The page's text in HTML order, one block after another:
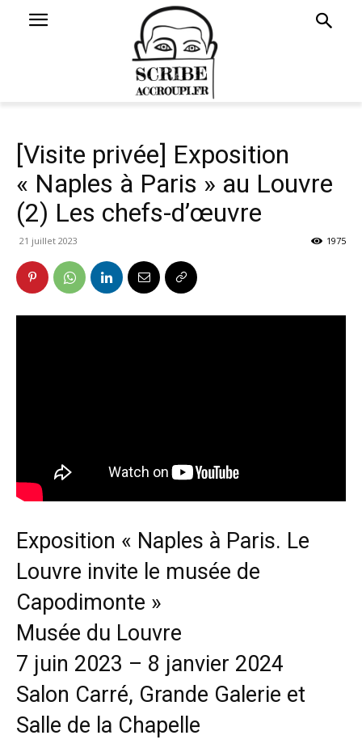
[Visite privée] Exposition
« Naples à Paris » au Louvre
(2) Les chefs-d’œuvre
21 juillet 2023 1975
Exposition « Naples à Paris. Le
Louvre invite le musée de
Capodimonte »
Musée du Louvre
7 juin 2023 – 8 janvier 2024
Salon Carré, Grande Galerie et
Salle de la Chapelle